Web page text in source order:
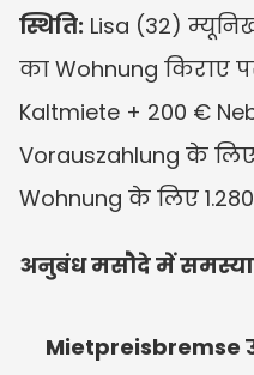
स्थिति: Lisa (32)
का Wohnung किराए
Kaltmiete + 200 €
Vorauszahlung के
Wohnung के लिए
अनुबंध मसौदे में
Mietpreisbremse